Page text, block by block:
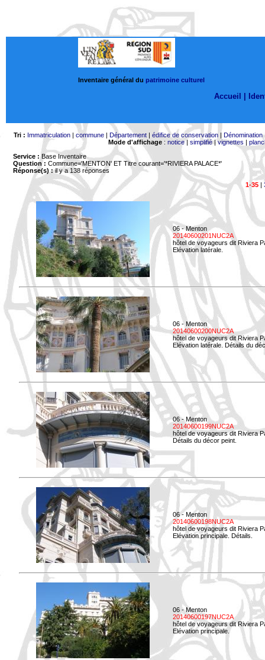
Inventaire général du patrimoine culturel
Accueil |
Tri : Immatriculation| commune| Département| édifice de conservation| Dénomination
Mode d'affichage: notice| simplifié|vignettes |
Service : Base Inventaire
Question : Commune='MENTON' ET Titre courant='*RIVIERA PALACE*'
Réponse(s) :il y a 138 réponses
1-35|
06 - Menton
20140600201NUC2A
hôtel de voyageurs dit Riviera
Elévation latérale.
06 - Menton
20140600200NUC2A
hôtel de voyageurs dit Riviera
Elévation latérale. Détails du
06 - Menton
20140600199NUC2A
hôtel de voyageurs dit Riviera
Détails du décor peint.
06 - Menton
20140600198NUC2A
hôtel de voyageurs dit Riviera
Elévation principale. Détails.
06 - Menton
20140600197NUC2A
hôtel de voyageurs dit Riviera
Elévation principale.